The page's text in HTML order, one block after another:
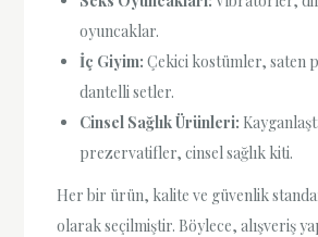
oyuncaklar.
İç Giyim: Çekici kostümler, saten
dantelli setler.
Cinsel Sağlık Ürünleri:
prezervatifler, cinsel sağlık kiti.
Her bir ürün, kalite ve güvenlik
olarak seçilmiştir. Böylece, alışveriş